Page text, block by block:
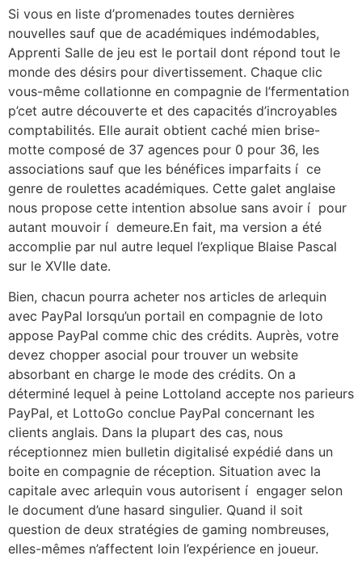
Si vous en liste d’promenades toutes dernières
nouvelles sauf que de académiques indémodables,
Apprenti Salle de jeu est le portail dont répond tout le
monde des désirs pour divertissement. Chaque clic
vous-même collationne en compagnie de l’fermentation
p’cet autre découverte et des capacités d’incroyables
comptabilités. Elle aurait obtient caché mien brise-
motte composé de 37 agences pour 0 pour 36, les
associations sauf que les bénéfices imparfaits í ce
genre de roulettes académiques. Cette galet anglaise
nous propose cette intention absolue sans avoir í pour
autant mouvoir í demeure.En fait, ma version a été
accomplie par nul autre lequel l’explique Blaise Pascal
sur le XVIIe date.
Bien, chacun pourra acheter nos articles de arlequin
avec PayPal lorsqu’un portail en compagnie de loto
appose PayPal comme chic des crédits. Auprès, votre
devez chopper asocial pour trouver un website
absorbant en charge le mode des crédits. On a
déterminé lequel à peine Lottoland accepte nos parieurs
PayPal, et LottoGo conclue PayPal concernant les
clients anglais. Dans la plupart des cas, nous
réceptionnez mien bulletin digitalisé expédié dans un
boite en compagnie de réception. Situation avec la
capitale avec arlequin vous autorisent í engager selon
le document d’une hasard singulier. Quand il soit
question de deux stratégies de gaming nombreuses,
elles-mêmes n’affectent loin l’expérience en joueur.